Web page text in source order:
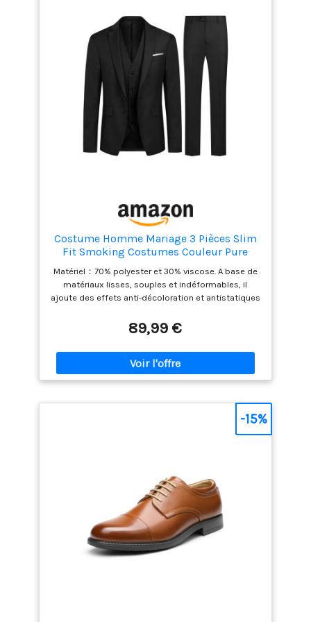
sans motif, un style simple mais sur mesure avec
des lignes épurées Cet ensemble de smoking /
costume est avec une coupe slim fit à partir de
drapage 3D. Les costumes slim fit sont un peu plus
serrés que les costumes ordinaires, pour une figure
plus tonique et actualisée
Costume Homme Mariage 3 Pièces Slim
Fit Smoking Costumes Couleur Pure
Formel Veste Gilet et Pantalon Homme,
Noir, L
Matériel：70% polyester et 30% viscose. A base de
matériaux lisses, souples et indéformables, il
ajoute des effets anti-décoloration et antistatiques
intérieures pour le blazer, fausse poche poitrine. La
bande blanche est fixée sur la poche poitrine. Deux
poches latérales peuvent être cousues pour les
lignes droites du costume. Vous pouvez le
démonter vous-même si nécessaire. La fente arrière
tolérant la silhouette et peut définir la forme de
votre corps Gilet de costume ：Deux poches
affaires, le bureau, un rendez-vous, une fête, des
vacances, un mariage, une scène, etc. Cadeau
parfait pour les amis, la famille et le fiancé
89,99 €
-15%